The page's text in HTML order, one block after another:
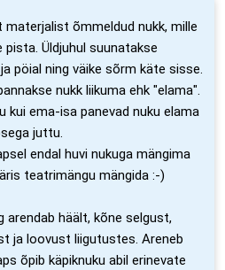
materjalist õmmeldud nukk, mille
Üldjuhul suunatakse
pöial ning väike sõrm käte sisse.
nukk liikuma ehk "elama".
kui ema-isa panevad nuku elama
juttu.
endal huvi nukuga mängima
teatrimängu mängida :-)
arendab häält, kõne selgust,
ja loovust liigutustes. Areneb
õpib käpiknuku abil erinevate